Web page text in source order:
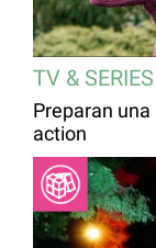
TV & SERIES
Preparan
action